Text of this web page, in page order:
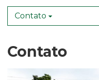
busca
Contato
Contato